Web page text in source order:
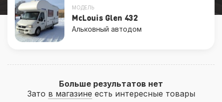
МОДЕЛЬ
McLouis Glen 432
Альковный автодом
Больше результатов нет
Зато в магазине есть интересные товары